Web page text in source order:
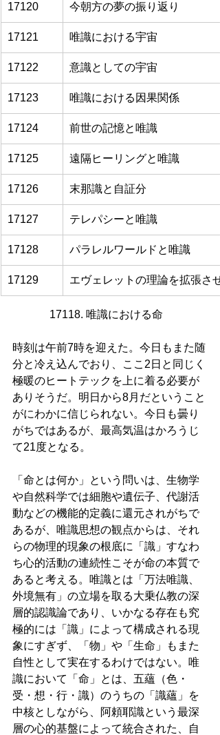
17120 今朝方の夢の振り返り
17121 唯識における宇宙
17122 意識としての宇宙
17123 唯識における因果関係
17124 前世の記憶と唯識
17125 遠隔ヒーリングと唯識
17126 末那識と自証分
17127 テレパシーと唯識
17128 パラレルワールドと唯識
17129 エヴェレットの理論を拡張さ
17118. 唯識における命
時刻は午前7時を迎えた。今日もまた随
分と冷え込んでおり、ここ2日と同じく
極暖のヒートテックを上に着る必要が
ありそうだ。明日から8月だということ
がにわかに信じられない。今日も曇り
がちではあるが、最高気温はかろうじ
て21度となる。
「命とは何か」という問いは、生物学
や自然科学では細胞や遺伝子、代謝活
動などの機能的定義に還元されがちで
あるが、唯識思想の観点からは、それ
らの物理的現象の根底に「識」すなわ
ち心的活動の連続性こそが命の本質で
あると考える。唯識とは「万法唯識、
外境無有」の立場を取る大乗仏教の深
層的認識論であり、いかなる存在も究
極的には「識」によって構成される現
象にすぎず、「物」や「生命」もまた
自性として実在するわけではない。唯
識において「命」とは、五蘊（色・
受・想・行・識）のうちの「識蘊」を
中核としながら、阿頼耶識という最深
層の心的基盤によって統合された、自